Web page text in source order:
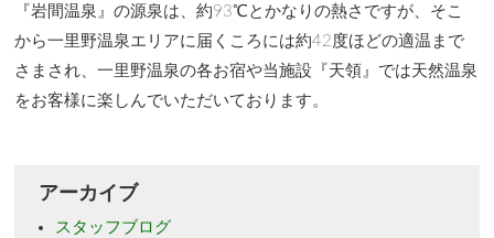
『岩間温泉』の源泉は、約93℃とかなりの熱さですが、そこ
から一里野温泉エリアに届くころには約42度ほどの適温まで
さまされ、一里野温泉の各お宿や当施設『天領』では天然温泉
をお客様に楽しんでいただいております。
アーカイブ
スタッフブログ